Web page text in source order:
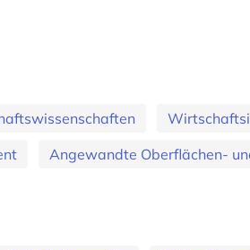
Angewandte Oberflächen-